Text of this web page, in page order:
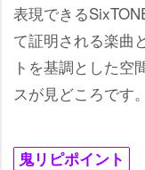
表現できる
て証明される楽曲
トを基調とした空
スが見どころです。
鬼リピポイント